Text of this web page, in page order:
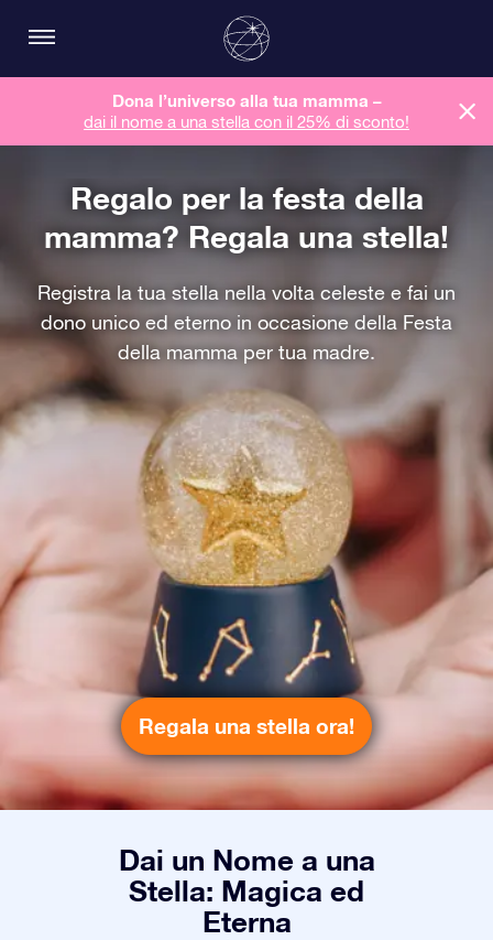
Dona l’universo alla tua mamma –
dai il nome a una stella con il 25% di sconto!
Regalo per la festa della
mamma? Regala una stella!
Registra la tua stella nella volta celeste e fai un
dono unico ed eterno in occasione della Festa
della mamma per tua madre.
Regala una stella ora!
Dai un Nome a una
Stella: Magica ed
Eterna